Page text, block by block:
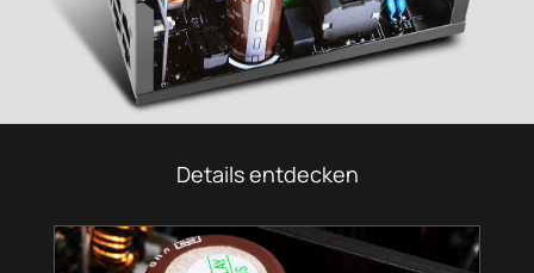
Details entdecken